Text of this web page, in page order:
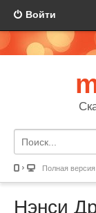
Войти
Полная
Нэнси